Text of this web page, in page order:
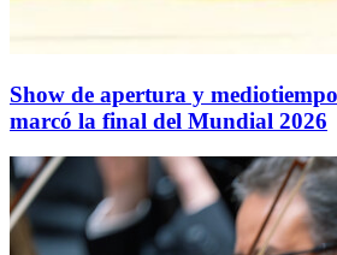
Show de apertura y
marcó la final del Mundial 2026